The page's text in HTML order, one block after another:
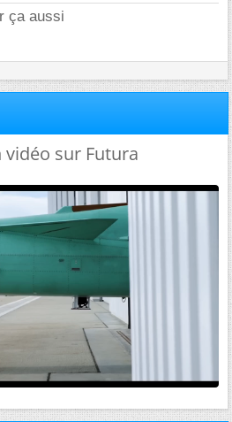
ça aussi
vidéo sur Futura